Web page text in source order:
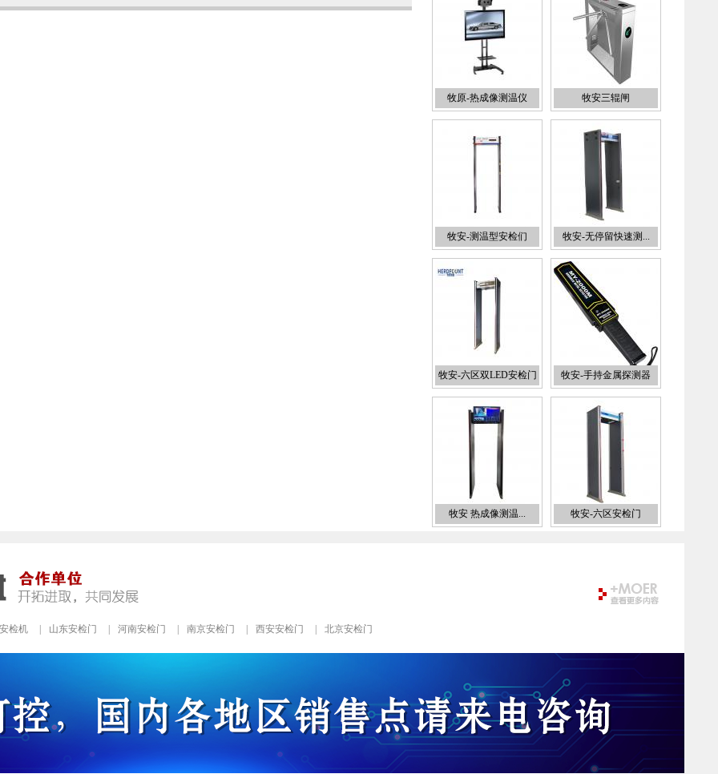
牧原-热成像测温仪 牧安三辊闸
牧安-测温型安检们 牧安-无停留快速测...
牧安-六区双LED安检门 牧安-手持金属探测器
牧安 热成像测温... 牧安-六区安检门
检机 山东安检门 河南安检门 南京安检门 西安安检门 北京安检门